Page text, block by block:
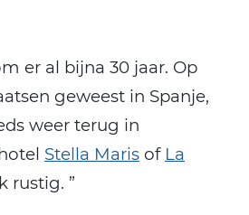
er al bijna 30 jaar. Op
geweest in Spanje,
weer terug in
Stella Maris of La
rustig. ”